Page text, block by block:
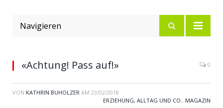
Navigieren
«Achtung! Pass auf!» 0
VON KATHRIN BUHOLZER AM 23/02/2018
ERZIEHUNG, ALLTAG UND CO., MAGAZIN